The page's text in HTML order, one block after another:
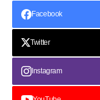
Facebook
Twitter
Instagram